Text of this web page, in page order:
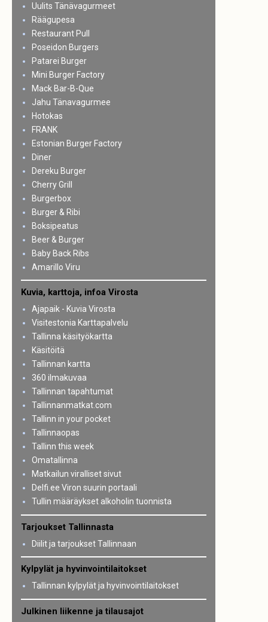
Uulits Tänävagurmeet
Räägupesa
Restaurant Pull
Poseidon Burgers
Patarei Burger
Mini Burger Factory
Mack Bar-B-Que
Jahu Tänavagurmee
Hotokas
FRANK
Estonian Burger Factory
Diner
Dereku Burger
Cherry Grill
Burgerbox
Burger & Ribi
Boksipeatus
Beer & Burger
Baby Back Ribs
Amarillo Viru
Kuvia, karttoja, infoa Virosta
Ajapaik - Kuvia Virosta
Visitestonia Karttapalvelu
Tallinna käsityökartta
Käsitöitä
Tallinnan kartta
360 ilmakuvaa
Tallinnan tapahtumat
Tallinnanmatkat.com
Tallinn in your pocket
Tallinnaopas
Tallinn this week
Omatallinna
Matkailun viralliset sivut
Delfi.ee Viron suurin portaali
Tullin määräykset alkoholin tuonnista
Tarjoukset Tallinnasta
Diilit ja tarjoukset Tallinnaan
Kylpylät ja hyvinvointilaitokset
Tallinnan kylpylät ja hyvinvointilaitokset
Julkinen liikenne ja tilausajot